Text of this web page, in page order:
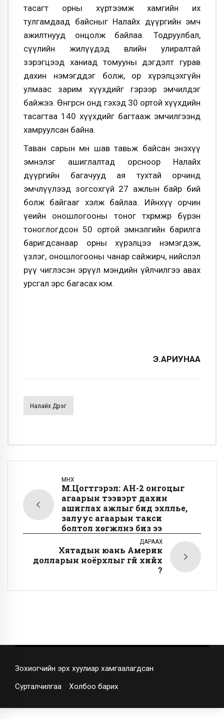
тасагт орны хүртээмж хамгийн их
тулгамдаад байсныг Налайх дүүргийн эмч
ажилтнууд онцолж байлаа. Тодруулбал,
сүүлийн жилүүдэд өвлийн улиралтай
зэрэгцээд ханиад томууны дэгдэлт гурав
дахин нэмэгддэг болж, ор хүрэлцэхгүйн
улмаас зарим хүүхдийг гэрээр эмчилдэг
байжээ. Өнгөрсөн онд гэхэд 30 ортой хүүхдийн
тасагтаа 140 хүүхдийг багтааж эмчилгээнд
хамруулсан байна.
Таван сарын өмнө шав тавьж байсан энэхүү
эмнэлэг ашиглалтад орсноор Налайх
дүүргийн багачууд ая тухтай орчинд
эмчлүүлээд зогсохгүй 27 ажлын байр бий
болж байгааг хэлж байлаа. Ийнхүү орчин
үеийн оношлогооны тоног төхөөрөмжөөр бүрэн
тоноглогдсон 50 ортой эмнэлгийн барилга
баригдсанаар орны хүрэлцээ нэмэгдэж,
үзлэг, оношлогооны чанар сайжирч, нийслэл
рүү чиглэсэн эрүүл мэндийн үйлчилгээ авах
урсгал эрс багасах юм.
Э.АРИУНАА
Налайх Дүүрэг
ӨМНӨХ
М.Цогтгэрэл: АН-2 онгоцыг
агаарын тээвэрт дахин
ашиглах ажлыг бид эхлүүлье,
залуус агаарын такси
болтол хөгжүүлнэ биз ээ
ДАРААХ
Хятадын юань Америк
долларын ноёрхлыг үгүй хийх
үү?
Зохиогчийн эрх хуулиар хамгаалагдсан
Сурталчилгаа Холбоо барих